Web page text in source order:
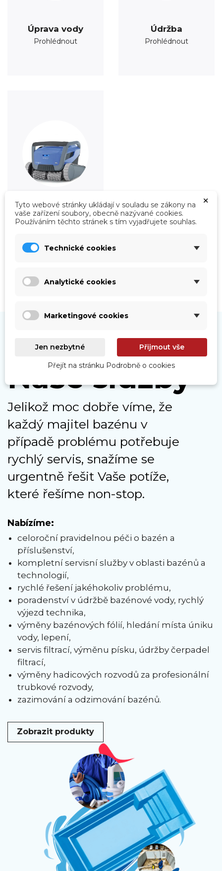
Úprava vody
Prohlédnout
Údržba
Prohlédnout
Roboty
Naše služby
Jelikož moc dobře víme, že
každý majitel bazénu v
případě problému potřebuje
rychlý servis, snažíme se
urgentně řešit Vaše potíže,
které řešíme non-stop.
Nabízíme:
celoroční pravidelnou péči o bazén a
příslušenství,
kompletní servisní služby v oblasti bazénů a
technologií,
rychlé řešení jakéhokoliv problému,
poradenství v údržbě bazénové vody, rychlý
výjezd technika,
výměny bazénových fólií, hledání místa úniku
vody, lepení,
servis filtrací, výměnu písku, údržby čerpadel
filtrací,
výměny hadicových rozvodů za profesionální
trubkové rozvody,
zazimování a odzimování bazénů.
Zobrazit produkty
×
Tyto webové stránky ukládají v souladu se zákony na
vaše zařízení soubory, obecně nazývané cookies.
Používáním těchto stránek s tím vyjadřujete souhlas.
Technické cookies
Analytické cookies
Marketingové cookies
Jen nezbytné Přijmout vše
Přejít na stránku Podrobně o cookies